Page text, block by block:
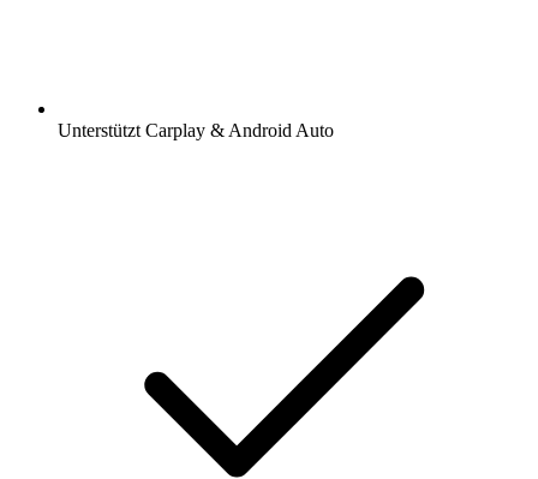
Unterstützt Carplay & Android Auto